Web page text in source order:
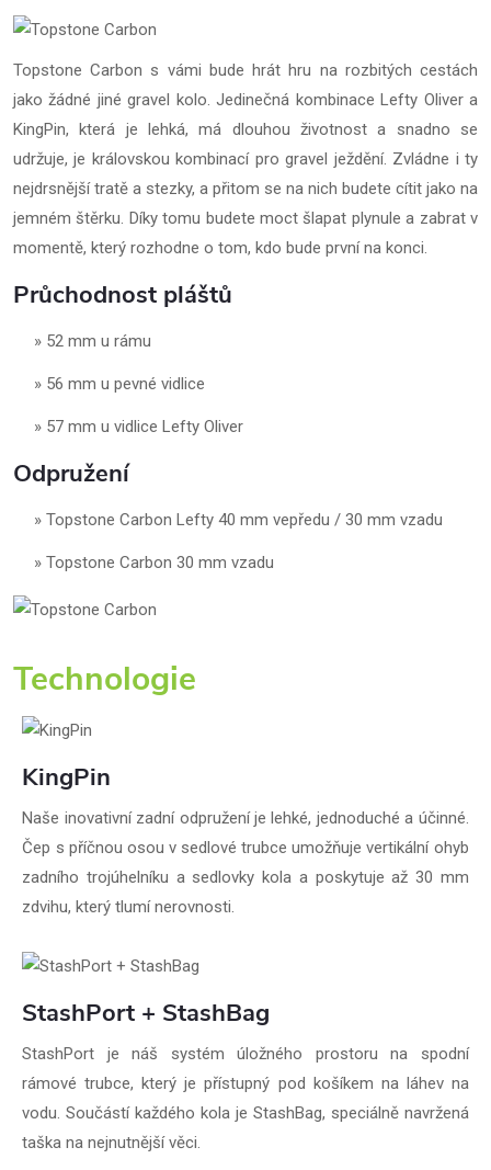
Topstone Carbon s vámi bude hrát hru na rozbitých cestách
jako žádné jiné gravel kolo. Jedinečná kombinace Lefty Oliver a
KingPin, která je lehká, má dlouhou životnost a snadno se
udržuje, je královskou kombinací pro gravel ježdění. Zvládne i ty
nejdrsnější tratě a stezky, a přitom se na nich budete cítit jako na
jemném štěrku. Díky tomu budete moct šlapat plynule a zabrat v
momentě, který rozhodne o tom, kdo bude první na konci.
Průchodnost pláštů
52 mm u rámu
56 mm u pevné vidlice
57 mm u vidlice Lefty Oliver
Odpružení
Topstone Carbon Lefty 40 mm vepředu / 30 mm vzadu
Topstone Carbon 30 mm vzadu
Technologie
KingPin
Naše inovativní zadní odpružení je lehké, jednoduché a účinné.
Čep s příčnou osou v sedlové trubce umožňuje vertikální ohyb
zadního trojúhelníku a sedlovky kola a poskytuje až 30 mm
zdvihu, který tlumí nerovnosti.
StashPort + StashBag
StashPort je náš systém úložného prostoru na spodní
rámové trubce, který je přístupný pod košíkem na láhev na
vodu. Součástí každého kola je StashBag, speciálně navržená
taška na nejnutnější věci.